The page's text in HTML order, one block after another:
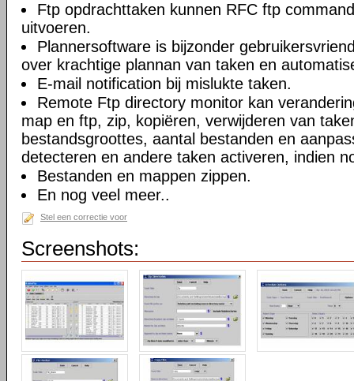
Ftp opdrachttaken kunnen RFC ftp
uitvoeren.
Plannersoftware is bijzonder
over krachtige plannan van taken en
E-mail notification bij mislukte taken.
Remote Ftp directory monitor kan
map en ftp, zip, kopiëren, verwijderen van
bestandsgroottes, aantal bestanden en
detecteren en andere taken activeren, indien
Bestanden en mappen zippen.
En nog veel meer..
Stel een correctie voor
Screenshots: